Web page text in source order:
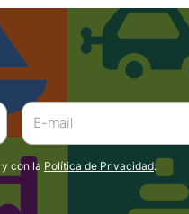
y con la Política de Privacidad.